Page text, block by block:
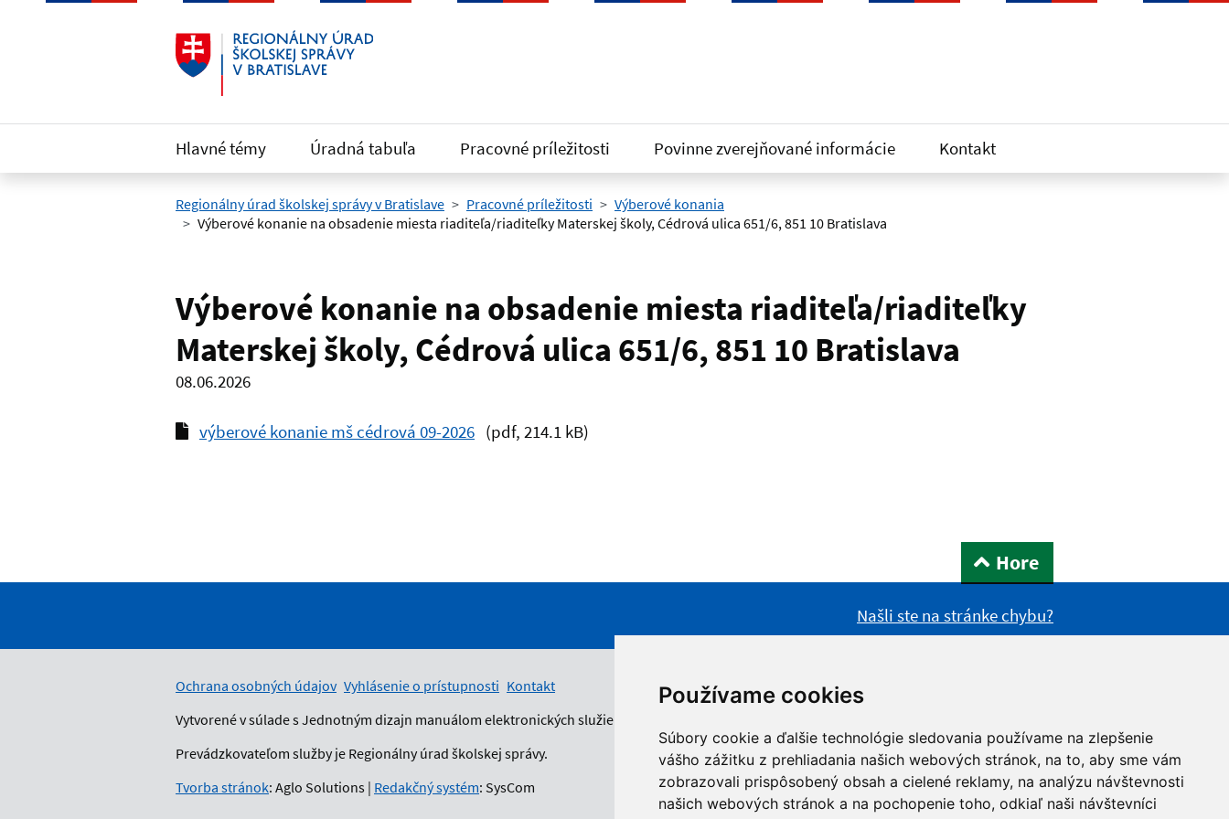
Používame cookies
Súbory cookie a ďalšie technológie sledovania používame na zlepšenie
vášho zážitku z prehliadania našich webových stránok, na to, aby sme vám
zobrazovali prispôsobený obsah a cielené reklamy, na analýzu návštevnosti
našich webových stránok a na pochopenie toho, odkiaľ naši návštevníci
Preskočiť na hlavný obsah
Hlavné témy Úradná tabuľa Pracovné príležitosti Povinne zverejňované informácie Kontakt
Regionálny úrad školskej správy v Bratislave Pracovné príležitosti
Výberové konania
Výberové konanie na obsadenie miesta riaditeľa/riaditeľky Materskej školy, Cédrová ulica 651/6, 851 10 Bratislava
Výberové konanie na obsadenie miesta riaditeľa/riaditeľky
Materskej školy, Cédrová ulica 651/6, 851 10 Bratislava
08.06.2026
výberové konanie mš cédrová 09-2026 (pdf, 214.1 kB)
Hore
Našli ste na stránke chybu?
Ochrana osobných údajov Vyhlásenie o prístupnosti Kontakt
Vytvorené v súlade s Jednotným dizajn manuálom elektronických služieb.
Prevádzkovateľom služby je Regionálny úrad školskej správy.
Tvorba stránok: Aglo Solutions | Redakčný systém: SysCom